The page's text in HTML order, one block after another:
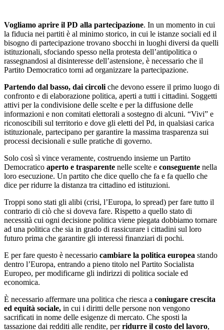
Vogliamo aprire il PD alla partecipazione. In un momento in cui
la fiducia nei partiti è al minimo storico, in cui le istanze sociali ed il
bisogno di partecipazione trovano sbocchi in luoghi diversi da quelli
istituzionali, sfociando spesso nella protesta dell’antipolitica o
rassegnandosi al disinteresse dell’astensione, è necessario che il
Partito Democratico torni ad organizzare la partecipazione.
Partendo dal basso, dai circoli che devono essere il primo luogo di
confronto e di elaborazione politica, aperti a tutti i cittadini. Soggetti
attivi per la condivisione delle scelte e per la diffusione delle
informazioni e non comitati elettorali a sostegno di alcuni. “Vivi” e
riconoscibili sul territorio e dove gli eletti del Pd, in qualsiasi carica
istituzionale, partecipano per garantire la massima trasparenza sui
processi decisionali e sulle pratiche di governo.
Solo così sì vince veramente, costruendo insieme un Partito
Democratico aperto e trasparente nelle scelte e conseguente nella
loro esecuzione. Un partito che dice quello che fa e fa quello che
dice per ridurre la distanza tra cittadino ed istituzioni.
Troppi sono stati gli alibi (crisi, l’Europa, lo spread) per fare tutto il
contrario di ciò che si doveva fare. Rispetto a quello stato di
necessità cui ogni decisione politica viene piegata dobbiamo tornare
ad una politica che sia in grado di rassicurare i cittadini sul loro
futuro prima che garantire gli interessi finanziari di pochi.
E per fare questo è necessario cambiare la politica europea stando
dentro l’Europa, entrando a pieno titolo nel Partito Socialista
Europeo, per modificarne gli indirizzi di politica sociale ed
economica.
È necessario affermare una politica che riesca a coniugare crescita
ed equità sociale, in cui i diritti delle persone non vengono
sacrificati in nome delle esigenze di mercato. Che sposti la
tassazione dai redditi alle rendite, perridurre il costo del lavoro,